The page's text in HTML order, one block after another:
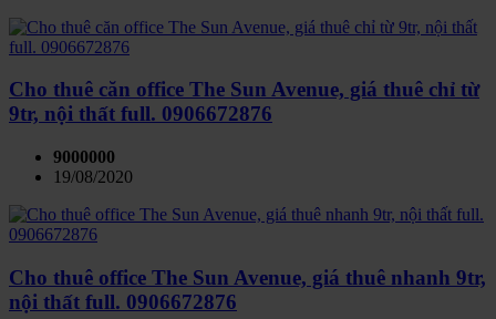
Cho thuê căn office The Sun Avenue, giá thuê chỉ từ
9tr, nội thất full. 0906672876
9000000
19/08/2020
Cho thuê office The Sun Avenue, giá thuê nhanh 9tr,
nội thất full. 0906672876